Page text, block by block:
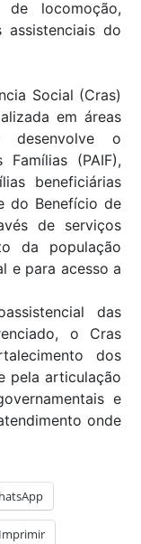
locomoção,
do
Social (Cras)
em áreas
desenvolve o
(PAIF),
beneficiárias
do Benefício de
de serviços
da população
e para acesso a
das
o Cras
dos
pela articulação
e
onde
Imprimir